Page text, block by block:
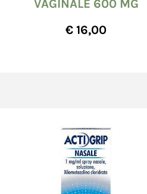
VAGINALE 600 MG
€ 16,00